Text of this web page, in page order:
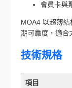
會員卡與
MOA4 以超薄
期可靠度，適合
技術規格
項目